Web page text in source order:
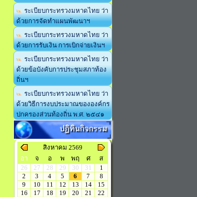
ระเบียบกระทรวงมหาดไทย ว่า
ด้วยการจัดทำแผนพัฒนาฯ
ระเบียบกระทรวงมหาดไทย ว่า
ด้วยการรับเงิน การเบิกจ่ายเงินฯ
ระเบียบกระทรวงมหาดไทย ว่า
ด้วยข้อบังคับการประชุมสภาท้อง
ถิ่นฯ
ระเบียบกระทรวงมหาดไทย ว่า
ด้วยวิธีการงบประมาณขององค์กร
ปกครองส่วนท้องถิ่น พ.ศ. ๒๕๔๑
ปฏิทินกิจกรรม
สิงหาคม 2569
อา
จ อ พ พฤ ศ
ส
26
27 28 29 30 31
1
2
3 4 5 6 7
8
9
10 11 12 13 14
15
16
17 18 19 20 21
22